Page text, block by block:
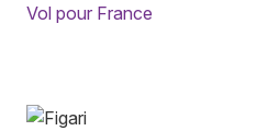
Vol pour France